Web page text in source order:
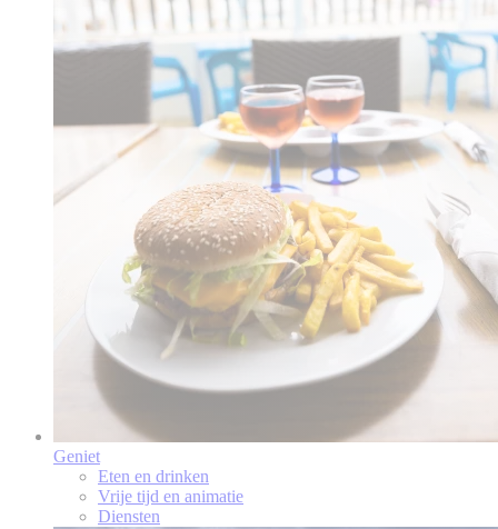
Geniet
Eten en drinken
Vrije tijd en animatie
Diensten